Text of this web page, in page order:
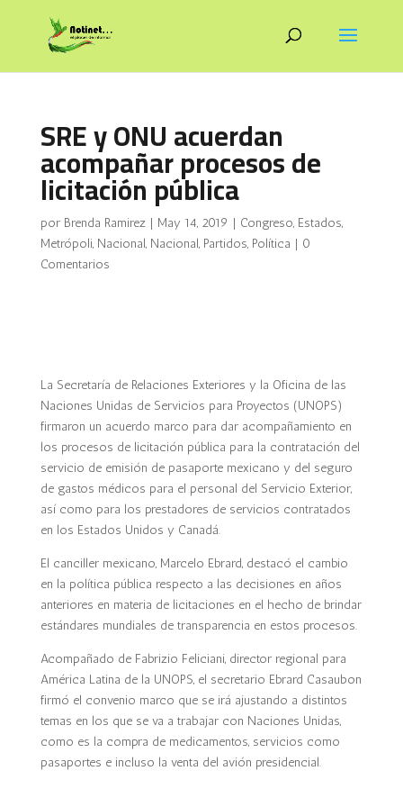
SRE y ONU acuerdan
acompañar procesos de
licitación pública
por Brenda Ramirez| May 14, 2019 | Congreso, Estados,
Metrópoli, Nacional, Nacional, Partidos, Política | 0
Comentarios
La Secretaría de Relaciones Exteriores y la Oficina de las
Naciones Unidas de Servicios para Proyectos (UNOPS)
firmaron un acuerdo marco para dar acompañamiento en
los procesos de licitación pública para la contratación del
servicio de emisión de pasaporte mexicano y del seguro
de gastos médicos para el personal del Servicio Exterior,
así como para los prestadores de servicios contratados
en los Estados Unidos y Canadá.
El canciller mexicano, Marcelo Ebrard, destacó el cambio
en la política pública respecto a las decisiones en años
anteriores en materia de licitaciones en el hecho de brindar
estándares mundiales de transparencia en estos procesos.
Acompañado de Fabrizio Feliciani, director regional para
América Latina de la UNOPS, el secretario Ebrard Casaubon
firmó el convenio marco que se irá ajustando a distintos
temas en los que se va a trabajar con Naciones Unidas,
como es la compra de medicamentos, servicios como
pasaportes e incluso la venta del avión presidencial.